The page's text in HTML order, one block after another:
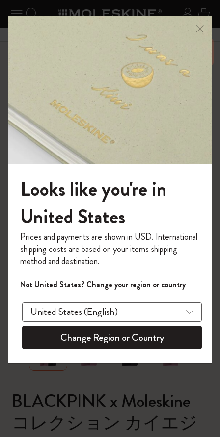
ナビゲーションの切替 ログ
検索 (キーワードなど) カ
6,500円以上のご購入で送料無料 メニ
ーを閉じる
ショップ
BLACKPINK × モレスキン コレクション
zoom.cta
BLACKPINK x Moleskine
コレクション カイエジ
モレスキンの世界へようこそ
「WELCOME10」を入力すると、初回注
文が10%オフ＋送料無料になります。セ
ール・アウトレット品は適用外。
Moleskineアカウントを作成して限定オフ
ァーや会員特典、さらに多くのインスピ
レーションを手に入れましょう。
今すぐ会員登録 !
Looks like you're in
United States
Prices and payments are shown in USD. International
shipping costs are based on your items shipping
method and destination.
Not United States? Change your region or country
Change Region or Country